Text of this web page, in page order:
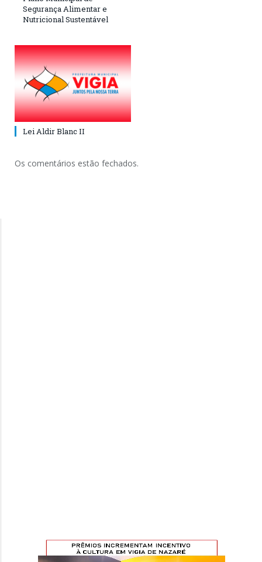
Segurança Alimentar e
Nutricional Sustentável
Lei Aldir Blanc II
Os comentários estão fechados.